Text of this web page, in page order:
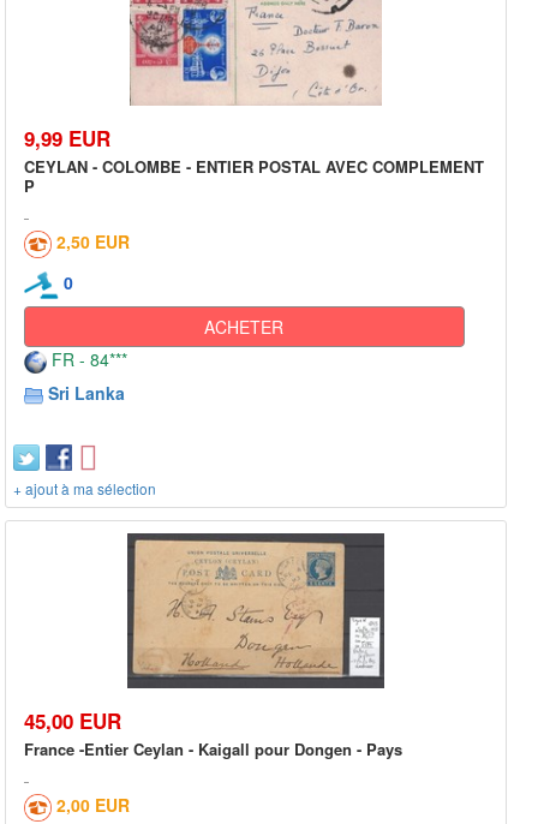
9,99 EUR
CEYLAN - COLOMBE - ENTIER POSTAL AVEC COMPLEMENT
P
2,50 EUR
0
ACHETER
FR - 84***
Sri Lanka
+ ajout à ma sélection
45,00 EUR
France -Entier Ceylan - Kaigall pour Dongen - Pays
2,00 EUR